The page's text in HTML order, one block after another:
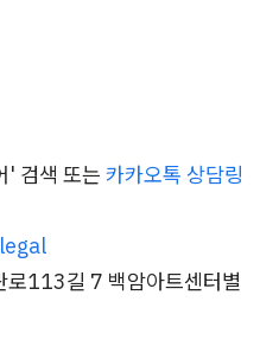
' 검색 또는 카카오톡 상담링
로113길 7 백암아트센터별